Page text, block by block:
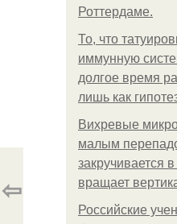
Роттердаме.
То, что
иммунную
долгое время
лишь как
Вихревые
малым
закручивается
вращает
Российские
⇦